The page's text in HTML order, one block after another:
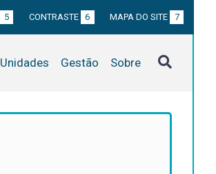
5 CONTRASTE 6 MAPA DO SITE 7
Unidades Gestão Sobre